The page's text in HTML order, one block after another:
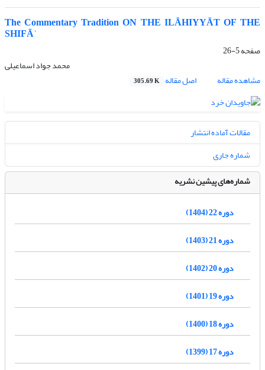
The Commentary Tradition ON THE ILĀHIYYĀT OF THE
SHIFĀʾ
صفحه5-26
محمد جواد اسماعیلی
مشاهده مقاله
اصل مقاله 305.69 K
مقالات آماده انتشار
شماره جاری
شماره‌های پیشین نشریه
دوره 22 (1404)
دوره 21 (1403)
دوره 20 (1402)
دوره 19 (1401)
دوره 18 (1400)
دوره 17 (1399)